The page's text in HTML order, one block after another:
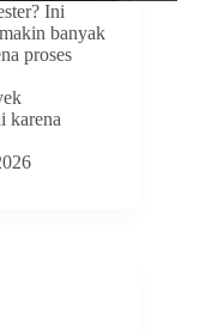
Ini
banyak
proses
karena